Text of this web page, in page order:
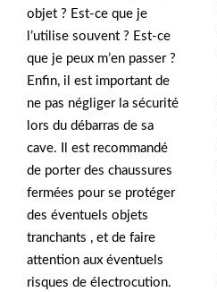
objet ? Est-ce que je
l’utilise souvent ? Est-ce
que je peux m’en passer ?
Enfin, il est important de
ne pas négliger la sécurité
lors du débarras de sa
cave. Il est recommandé
de porter des chaussures
fermées pour se protéger
des éventuels objets
tranchants , et de faire
attention aux éventuels
risques de électrocution.